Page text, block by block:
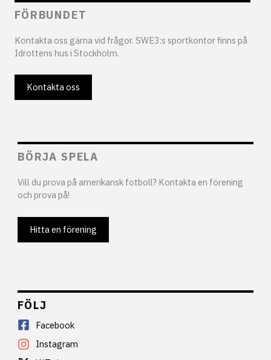
FÖRBUNDET
Kontakta oss gärna vid frågor. SWE3:s sportkontor finns på
Idrottens hus i Stockholm.
Kontakta oss
BÖRJA SPELA
Vill du prova på amerikansk fotboll? Kontakta en förening
och prova på!
Hitta en förening
FÖLJ
Facebook
Instagram